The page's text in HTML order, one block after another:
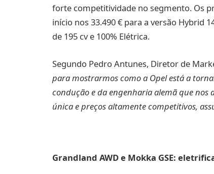
forte competitividade no segmento. Os
início nos 33.490 € para a versão Hybrid
de 195 cv e 100% Elétrica.
Segundo Pedro Antunes, Diretor de
para mostrarmos como a Opel está a
condução e da engenharia alemã que
única e preços altamente competitivos,
Grandland AWD e Mokka GSE: